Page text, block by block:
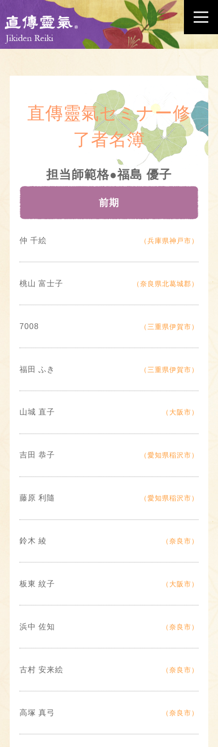
直傳靈氣セミナー修
了者名簿
担当師範格●福島 優子
前期
仲 千絵 （兵庫県神戸市）
桃山 富士子 （奈良県北葛城郡）
7008 （三重県伊賀市）
福田 ふき （三重県伊賀市）
山城 直子 （大阪市）
吉田 恭子 （愛知県稲沢市）
藤原 利隨 （愛知県稲沢市）
鈴木 綾 （奈良市）
板東 紋子 （大阪市）
浜中 佐知 （奈良市）
古村 安来絵 （奈良市）
高塚 真弓 （奈良市）